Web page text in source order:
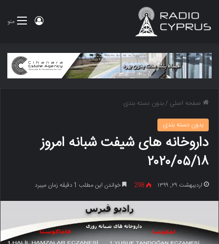
منو ورود
صفحه اصلی /بدون دسته بندی
بدون دسته بندی
داروخانه های شیفت شبانه امروز
۲۰۲۰/۰۵/۱۸
اردیبهشت ۲۹, ۱۳۹۹ 298 خواندن این مطلب 1 دقیقه زمان میبرد